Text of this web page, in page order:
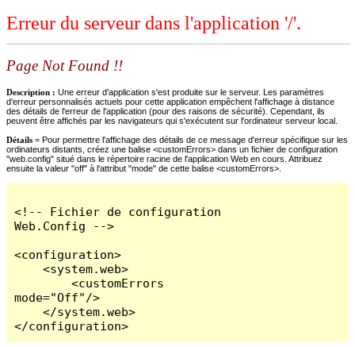
Erreur du serveur dans l'application '/'.
Page Not Found !!
Description : Une erreur d'application s'est produite sur le serveur. Les paramètres
d'erreur personnalisés actuels pour cette application empêchent l'affichage à distance
des détails de l'erreur de l'application (pour des raisons de sécurité). Cependant, ils
peuvent être affichés par les navigateurs qui s'exécutent sur l'ordinateur serveur local.
Détails = Pour permettre l'affichage des détails de ce message d'erreur spécifique sur les
ordinateurs distants, créez une balise <customErrors> dans un fichier de configuration
"web.config" situé dans le répertoire racine de l'application Web en cours. Attribuez
ensuite la valeur "off" à l'attribut "mode" de cette balise <customErrors>.
<!-- Fichier de configuration
Web.Config -->
<configuration>
    <system.web>
        <customErrors
mode="Off"/>
    </system.web>
</configuration>